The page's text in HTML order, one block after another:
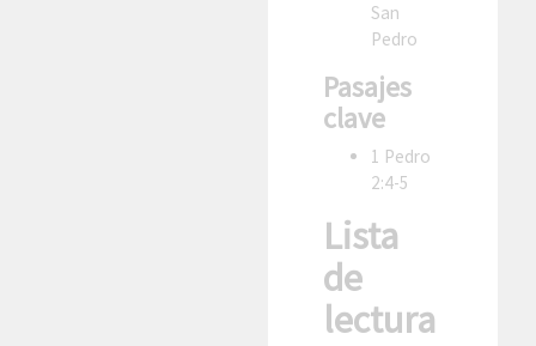
San
Pedro
Pasajes
clave
1 Pedro
2:4-5
Lista
de
lectura